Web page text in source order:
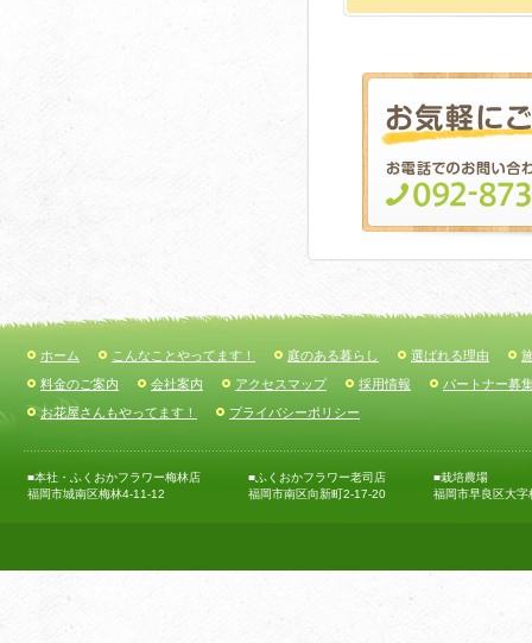
ホーム こんなことやってます！ 庭のある暮らし 選ばれる理由
料金のご案内
会社案内 アクセスマップ 採用情報
パートナー募
お花屋さんもやってます！
プライバシーポリシー
■本社・ふくおかフラワー梅林店
福岡市城南区梅林4-11-12
■ふくおかフラワー老司店
福岡市南区向新町2-17-20
■栽培農場
福岡市早良区大